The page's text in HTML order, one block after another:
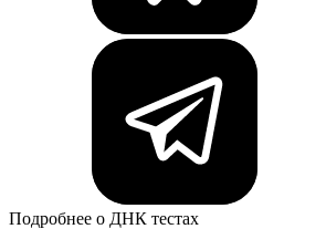
Подробнее о ДНК тестах